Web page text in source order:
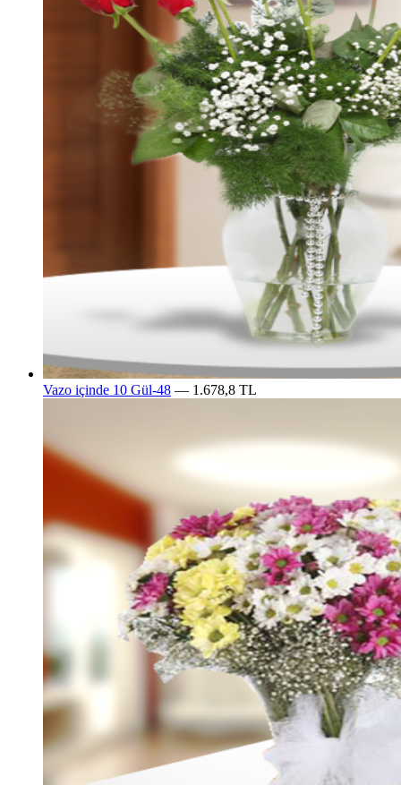
Vazo içinde 10 Gül-48 — 1.678,8 TL